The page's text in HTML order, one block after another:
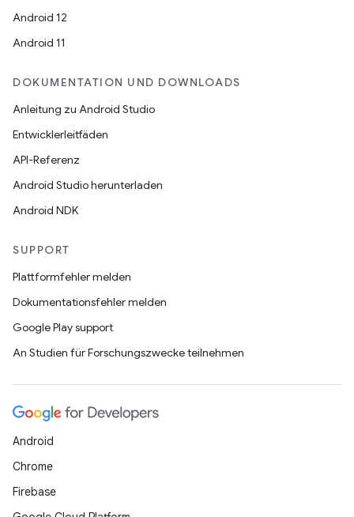
Android 12
Android 11
DOKUMENTATION UND DOWNLOADS
Anleitung zu Android Studio
Entwicklerleitfäden
API-Referenz
Android Studio herunterladen
Android NDK
SUPPORT
Plattformfehler melden
Dokumentationsfehler melden
Google Play support
An Studien für Forschungszwecke teilnehmen
Android
Chrome
Firebase